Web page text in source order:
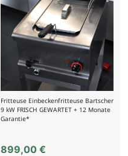
Fritteuse Einbeckenfritteuse Bartscher
9 kW FRISCH GEWARTET + 12 Monate
Garantie*
899,00€